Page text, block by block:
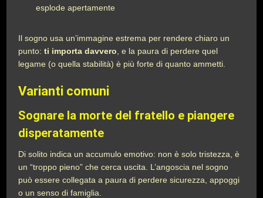
esplode apertamente
Il sogno usa un’immagine estrema per rendere chiaro un
punto:ti importa davvero , e la paura di perdere quel
legame (o quella stabilità) è più forte di quanto ammetti.
Varianti comuni
Sognare la morte del fratello e piangere
disperatamente
Di solito indica un accumulo emotivo: non è solo tristezza, è
un “troppo pieno” che cerca uscita. L’angoscia nel sogno
può essere collegata a paura di perdere sicurezza, appoggi
o un senso di famiglia.